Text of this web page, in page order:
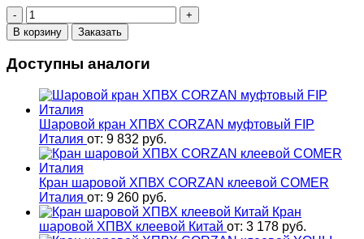
Количество
товара
Кран
ХПВХ
CORZAN
серии
STD
клеевой,
прокладки
FPM
d
20
мм
Cepex,
Испания
В корзину Заказать
Доступны аналоги
Шаровой кран ХПВХ CORZAN муфтовый FIP
Италия от: 9 832 руб.
Кран шаровой ХПВХ CORZAN клеевой COMER
Италия от: 9 260 руб.
Кран
шаровой ХПВХ клеевой Китай от: 3 178 руб.